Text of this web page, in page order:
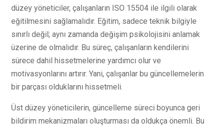
düzey yöneticiler, çalışanların ISO 15504 ile ilgili olarak
eğitilmesini sağlamalıdır. Eğitim, sadece teknik bilgiyle
sınırlı değil; aynı zamanda değişim psikolojisini anlamak
üzerine de olmalıdır. Bu süreç, çalışanların kendilerini
sürece dahil hissetmelerine yardımcı olur ve
motivasyonlarını artırır. Yani, çalışanlar bu güncellemelerin
bir parçası olduklarını hissetmeli.
Üst düzey yöneticilerin, güncelleme süreci boyunca geri
bildirim mekanizmaları oluşturması da oldukça önemli. Bu